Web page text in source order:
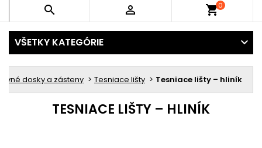
  shopping_cart0
VŠETKY KATEGÓRIE
dosky a zásteny Tesniace lišty Tesniace lišty – hliník
TESNIACE LIŠTY – HLINÍK